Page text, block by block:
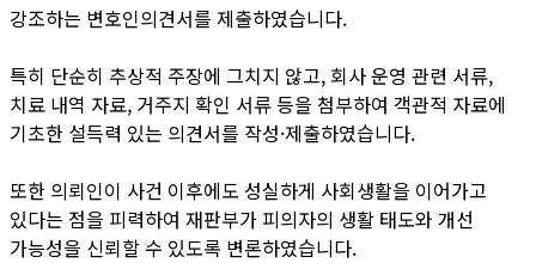
강조하는 변호인의견서를 제출하였습니다.
특히 단순히 추상적 주장에 그치지 않고, 회사 운영 관련 서류,
치료 내역 자료, 거주지 확인 서류 등을 첨부하여 객관적 자료에
기초한 설득력 있는 의견서를 작성·제출하였습니다.
또한 의뢰인이 사건 이후에도 성실하게 사회생활을 이어가고
있다는 점을 피력하여 재판부가 피의자의 생활 태도와 개선
가능성을 신뢰할 수 있도록 변론하였습니다.